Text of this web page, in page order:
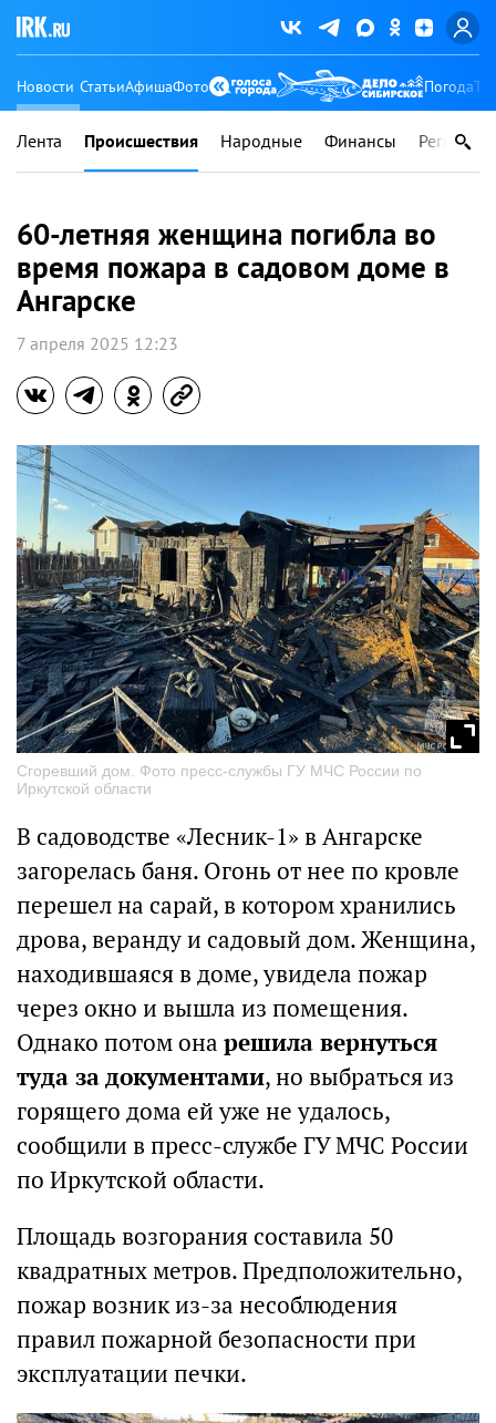
Новости СтатьиАфишаФото Погода
Лента Происшествия Народные Финансы Регионы
60-летняя женщина погибла во
время пожара в садовом доме в
Ангарске
7 апреля 2025 12:23
Сгоревший дом. Фото пресс-службы ГУ МЧС России по
Иркутской области
В садоводстве «Лесник-1» в Ангарске
загорелась баня. Огонь от нее по кровле
перешел на сарай, в котором хранились
дрова, веранду и садовый дом. Женщина,
находившаяся в доме, увидела пожар
через окно и вышла из помещения.
Однако потом она решила вернуться
туда за документами, но выбраться из
горящего дома ей уже не удалось,
сообщили в пресс-службе ГУ МЧС России
по Иркутской области.
Площадь возгорания составила 50
квадратных метров. Предположительно,
пожар возник из-за несоблюдения
правил пожарной безопасности при
эксплуатации печки.